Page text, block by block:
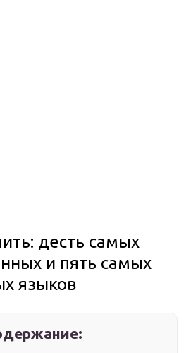
десть самых
и пять самых
языков